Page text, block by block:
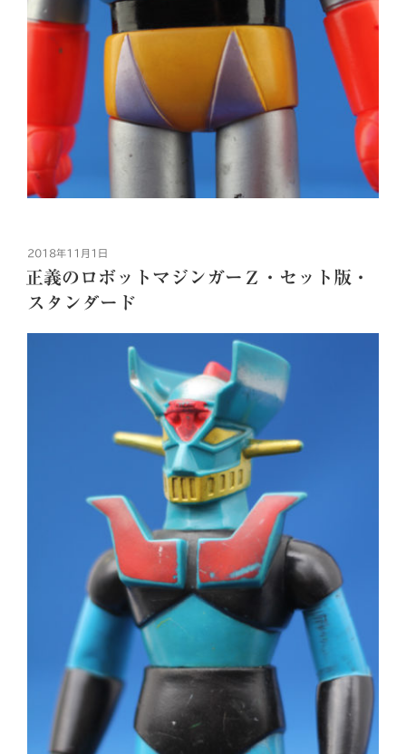
投
稿
日:
2018年11月1日
正義のロボットマジンガーＺ・セット版・
スタンダード